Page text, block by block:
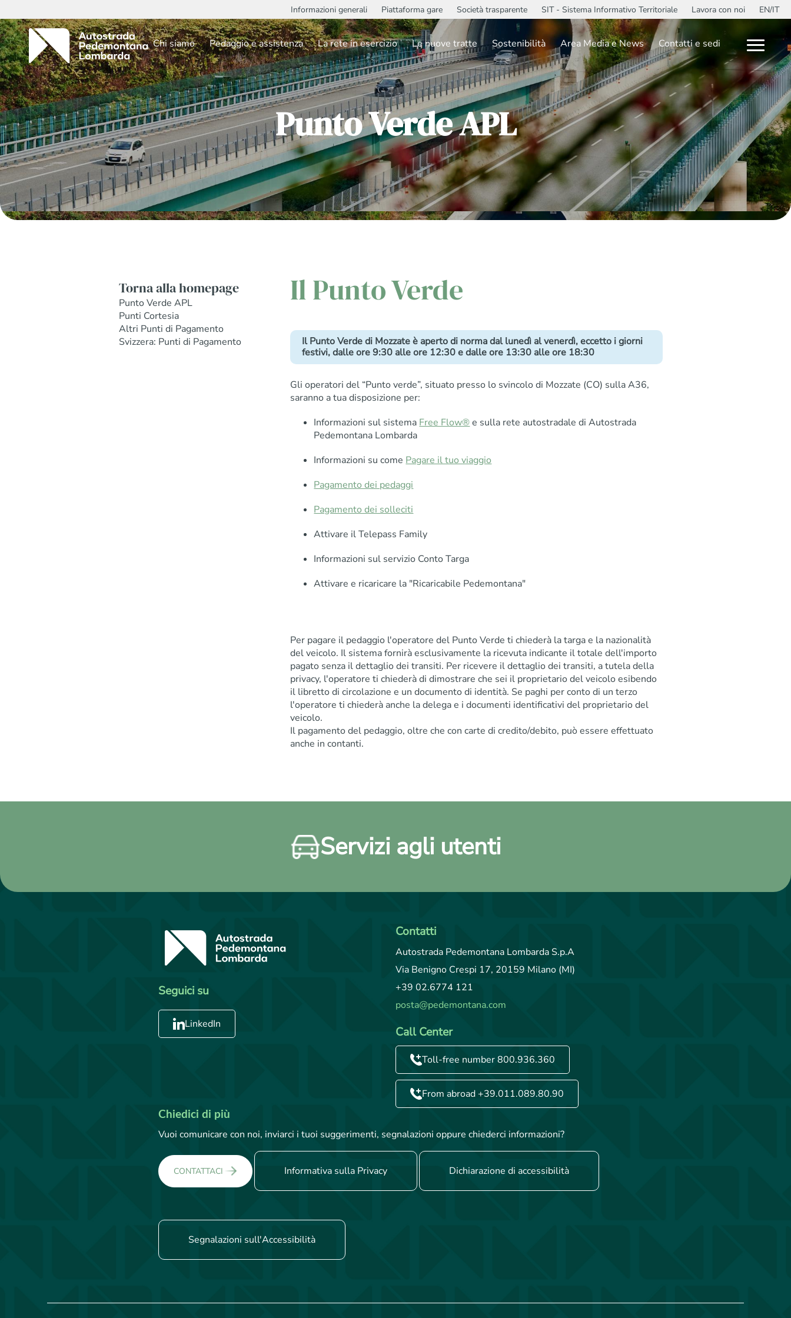
Informazioni generali Piattaforma gare Società trasparente SIT - Sistema Informativo Territoriale Lavora con noi EN/IT
Chi siamo Pedaggio e assistenza La rete in esercizio Le nuove tratte Sostenibilità Area Media e News Contatti e sedi
Punto Verde APL
Torna alla homepage
Punto Verde APL
Punti Cortesia
Altri Punti di Pagamento
Svizzera: Punti di Pagamento
Il Punto Verde
Il Punto Verde di Mozzate è aperto di norma dal lunedì al venerdì, eccetto i giorni
festivi, dalle ore 9:30 alle ore 12:30 e dalle ore 13:30 alle ore 18:30
Gli operatori del “Punto verde”, situato presso lo svincolo di Mozzate (CO) sulla A36,
saranno a tua disposizione per:
Informazioni sul sistema Free Flow®e sulla rete autostradale di Autostrada
Pedemontana Lombarda
Informazioni su come Pagare il tuo viaggio
Pagamento dei pedaggi
Pagamento dei solleciti
Attivare il Telepass Family
Informazioni sul servizio Conto Targa
Attivare e ricaricare la "Ricaricabile Pedemontana"
Per pagare il pedaggio l'operatore del Punto Verde ti chiederà la targa e la nazionalità
del veicolo. Il sistema fornirà esclusivamente la ricevuta indicante il totale dell'importo
pagato senza il dettaglio dei transiti. Per ricevere il dettaglio dei transiti, a tutela della
privacy, l'operatore ti chiederà di dimostrare che sei il proprietario del veicolo esibendo
il libretto di circolazione e un documento di identità. Se paghi per conto di un terzo
l'operatore ti chiederà anche la delega e i documenti identificativi del proprietario del
veicolo.
Il pagamento del pedaggio, oltre che con carte di credito/debito, può essere effettuato
anche in contanti.
Servizi agli utenti
Seguici su
LinkedIn
Contatti
Autostrada Pedemontana Lombarda S.p.A
Via Benigno Crespi 17, 20159 Milano (MI)
+39 02.6774 121
posta@pedemontana.com
Call Center
Toll-free number 800.936.360
From abroad +39.011.089.80.90
Chiedici di più
Vuoi comunicare con noi, inviarci i tuoi suggerimenti, segnalazioni oppure chiederci informazioni?
CONTATTACI Informativa sulla Privacy Dichiarazione di accessibilità
Segnalazioni sull'Accessibilità